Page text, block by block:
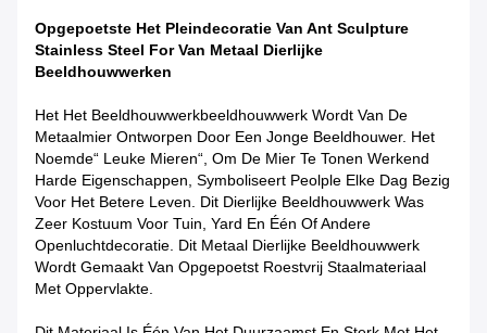
Opgepoetste Het Pleindecoratie Van Ant Sculpture
Stainless Steel For Van Metaal Dierlijke
Beeldhouwwerken
Het Het Beeldhouwwerkbeeldhouwwerk Wordt Van De
Metaalmier Ontworpen Door Een Jonge Beeldhouwer. Het
Noemde“ Leuke Mieren“, Om De Mier Te Tonen Werkend
Harde Eigenschappen, Symboliseert Peolple Elke Dag Bezig
Voor Het Betere Leven. Dit Dierlijke Beeldhouwwerk Was
Zeer Kostuum Voor Tuin, Yard En Één Of Andere
Openluchtdecoratie. Dit Metaal Dierlijke Beeldhouwwerk
Wordt Gemaakt Van Opgepoetst Roestvrij Staalmateriaal
Met Oppervlakte.